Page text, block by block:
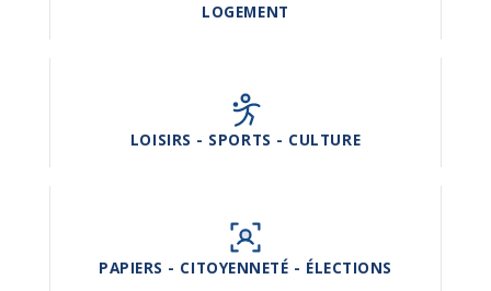
LOGEMENT
LOISIRS - SPORTS - CULTURE
PAPIERS - CITOYENNETÉ - ÉLECTIONS